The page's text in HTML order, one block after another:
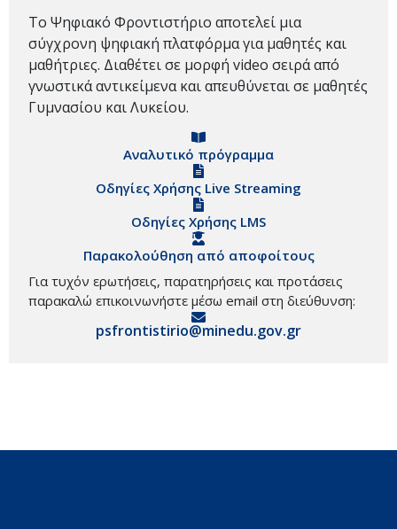
Το Ψηφιακό Φροντιστήριο αποτελεί μια
σύγχρονη ψηφιακή πλατφόρμα για μαθητές και
μαθήτριες. Διαθέτει σε μορφή video σειρά από
γνωστικά αντικείμενα και απευθύνεται σε μαθητές
Γυμνασίου και Λυκείου.
Αναλυτικό πρόγραμμα
Οδηγίες Χρήσης Live Streaming
Οδηγίες Χρήσης LMS
Παρακολούθηση από αποφοίτους
Για τυχόν ερωτήσεις, παρατηρήσεις και προτάσεις
παρακαλώ επικοινωνήστε μέσω email στη διεύθυνση:
psfrontistirio@minedu.gov.gr